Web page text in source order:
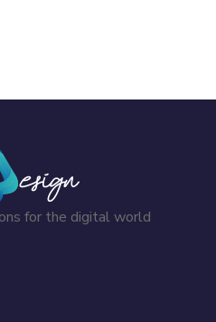
for the digital world